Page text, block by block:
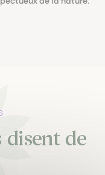
disent de